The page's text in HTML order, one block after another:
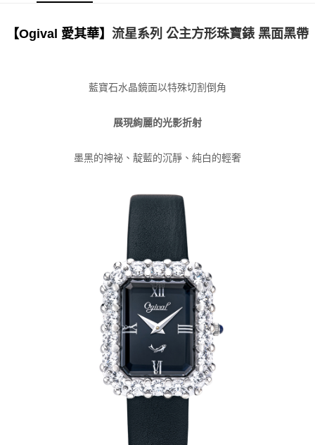
【Ogival 愛其華】 流星系列 公主方形珠寶錶 黑面黑帶
藍寶石水晶鏡面以特殊切割倒角
展現絢麗的光影折射
墨黑的神祕、靛藍的沉靜、純白的輕奢